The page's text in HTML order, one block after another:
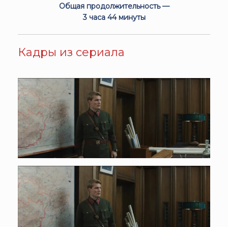
Общая продолжительность —
3 часа 44 минуты
Кадры из сериала